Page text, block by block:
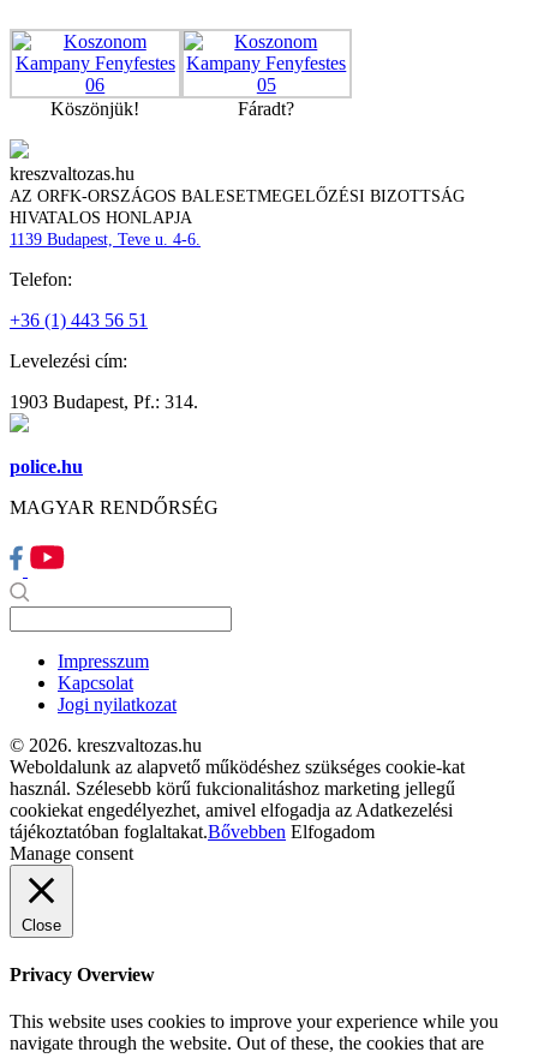
Köszönjük! Fáradt?
kreszvaltozas.hu
AZ ORFK-ORSZÁGOS BALESETMEGELŐZÉSI BIZOTTSÁG
HIVATALOS HONLAPJA
1139 Budapest, Teve u. 4-6.
Telefon:
+36 (1) 443 56 51
Levelezési cím:
1903 Budapest, Pf.: 314.
police.hu
MAGYAR RENDŐRSÉG
Impresszum
Kapcsolat
Jogi nyilatkozat
© 2026. kreszvaltozas.hu
Weboldalunk az alapvető működéshez szükséges cookie-kat
használ. Szélesebb körű fukcionalitáshoz marketing jellegű
cookiekat engedélyezhet, amivel elfogadja az Adatkezelési
tájékoztatóban foglaltakat.Bővebben Elfogadom
Manage consent
Close
Privacy Overview
This website uses cookies to improve your experience while you
navigate through the website. Out of these, the cookies that are